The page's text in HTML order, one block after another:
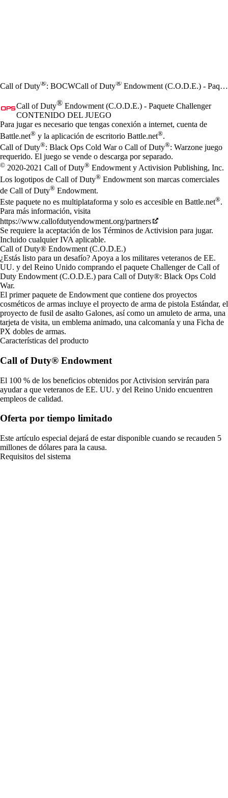
Call of Duty®: BOCWCall of Duty® Endowment (C.O.D.E.) - Paquete Challenger
Call of Duty® Endowment (C.O.D.E.) - Paquete Challenger
CONTENIDO DEL JUEGO
Precio
Available actions
Para jugar es necesario que tengas conexión a internet, cuenta de
Battle.net® y la aplicación de escritorio Battle.net®.
Call of Duty®: Black Ops Cold War o Call of Duty®: Warzone juego
requerido. El juego se vende o descarga por separado.
© 2020-2021 Call of Duty® Endowment y Activision Publishing, Inc.
Los logotipos de Call of Duty® Endowment son marcas comerciales
de Call of Duty® Endowment.
Este paquete no es multiplataforma y solo es accesible en Battle.net®.
Para más información, visita
https://www.callofdutyendowment.org/partners
Se requiere la aceptación de los Términos de Activision para jugar.
Incluido cualquier IVA aplicable.
Call of Duty® Endowment (C.O.D.E.)
¿Estás listo para un desafío? Apoya a los militares veteranos de EE.
UU. y del Reino Unido comprando el paquete Challenger de Call of
Duty Endowment (C.O.D.E.) para Call of Duty®: Black Ops Cold
War.
El primer paquete de Endowment que contiene dos proyectos
cosméticos de armas incluye el proyecto de arma de pistola Estándar, el
proyecto de fusil de asalto Galones, así como un amuleto de arma, una
tarjeta de visita, un emblema animado, una calcomanía y una Ficha de
PX dobles de armas.
Características del producto
Call of Duty® Endowment
El 100 % de los beneficios obtenidos por Activision servirán para
ayudar a que veteranos de EE. UU. y del Reino Unido encuentren
empleos de calidad.
Oferta por tiempo limitado
Este artículo especial dejará de estar disponible cuando se recauden 5
millones de dólares para la causa.
Requisitos del sistema